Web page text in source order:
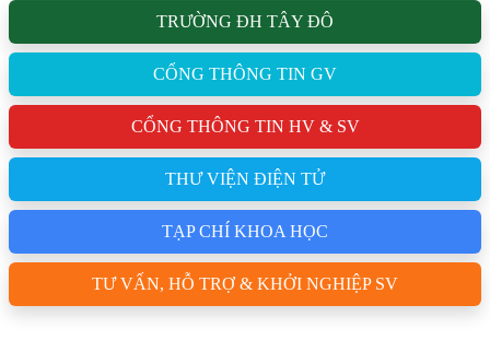
TRƯỜNG ĐH TÂY ĐÔ
CỔNG THÔNG TIN GV
CỔNG THÔNG TIN HV & SV
THƯ VIỆN ĐIỆN TỬ
TẠP CHÍ KHOA HỌC
TƯ VẤN, HỖ TRỢ & KHỞI NGHIỆP SV